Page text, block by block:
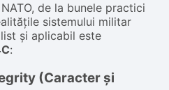
de la bunele practici
sistemului militar
și aplicabil este
:
(Caracter și